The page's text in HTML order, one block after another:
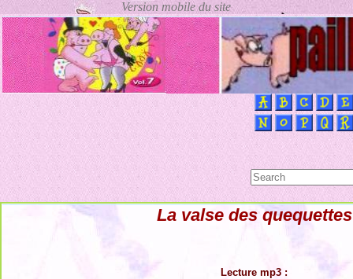
La valse des quequettes
Lecture mp3 :